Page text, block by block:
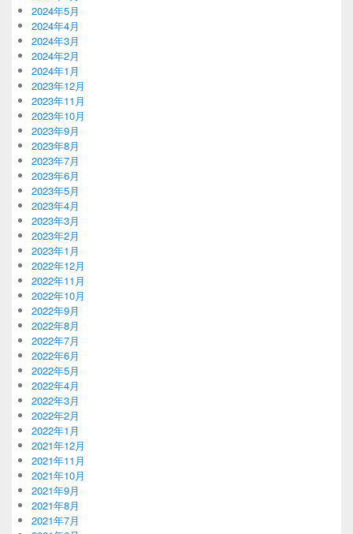
2024年5月
2024年4月
2024年3月
2024年2月
2024年1月
2023年12月
2023年11月
2023年10月
2023年9月
2023年8月
2023年7月
2023年6月
2023年5月
2023年4月
2023年3月
2023年2月
2023年1月
2022年12月
2022年11月
2022年10月
2022年9月
2022年8月
2022年7月
2022年6月
2022年5月
2022年4月
2022年3月
2022年2月
2022年1月
2021年12月
2021年11月
2021年10月
2021年9月
2021年8月
2021年7月